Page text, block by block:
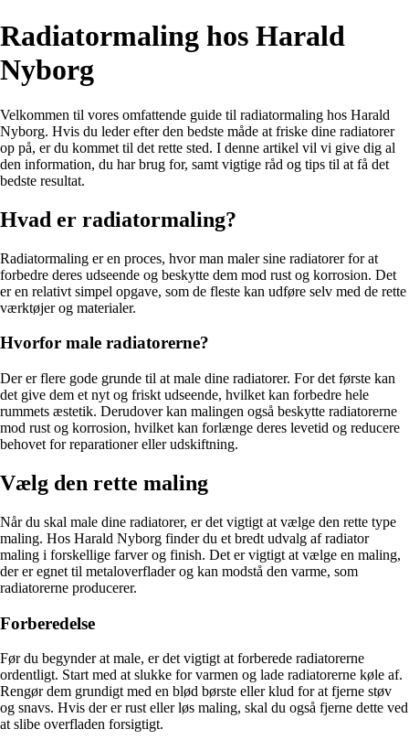
Radiatormaling hos Harald
Nyborg
Velkommen til vores omfattende guide til radiatormaling hos Harald
Nyborg. Hvis du leder efter den bedste måde at friske dine radiatorer
op på, er du kommet til det rette sted. I denne artikel vil vi give dig al
den information, du har brug for, samt vigtige råd og tips til at få det
bedste resultat.
Hvad er radiatormaling?
Radiatormaling er en proces, hvor man maler sine radiatorer for at
forbedre deres udseende og beskytte dem mod rust og korrosion. Det
er en relativt simpel opgave, som de fleste kan udføre selv med de rette
værktøjer og materialer.
Hvorfor male radiatorerne?
Der er flere gode grunde til at male dine radiatorer. For det første kan
det give dem et nyt og friskt udseende, hvilket kan forbedre hele
rummets æstetik. Derudover kan malingen også beskytte radiatorerne
mod rust og korrosion, hvilket kan forlænge deres levetid og reducere
behovet for reparationer eller udskiftning.
Vælg den rette maling
Når du skal male dine radiatorer, er det vigtigt at vælge den rette type
maling. Hos Harald Nyborg finder du et bredt udvalg af radiator
maling i forskellige farver og finish. Det er vigtigt at vælge en maling,
der er egnet til metaloverflader og kan modstå den varme, som
radiatorerne producerer.
Forberedelse
Før du begynder at male, er det vigtigt at forberede radiatorerne
ordentligt. Start med at slukke for varmen og lade radiatorerne køle af.
Rengør dem grundigt med en blød børste eller klud for at fjerne støv
og snavs. Hvis der er rust eller løs maling, skal du også fjerne dette ved
at slibe overfladen forsigtigt.